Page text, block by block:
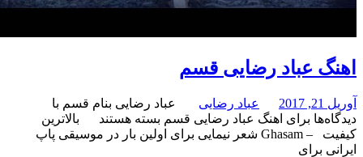
رضایی قسم
عباد رضایی
برای اهنگ عباد رضایی قسمبسته هستند
عباد رضایی بنام قسم با
بالاترین
کیفیت – Ghasam شعر نیمایی برای اولین بار در موسیقی پاپ